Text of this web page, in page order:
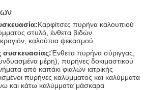
ένα μήνυμα
je snel terug!
Καρφίτσες πυρήνα καλουπιού
στυλό, ένθετα βιδών
καλούπια ψεκασμού
συσκευασίας:Ένθετα πυρήνα σύριγγας,
μέρη), πυρήνες δοκιμαστικού
από καπάκι φιαλών ιατρικής
πυρήνες καλύμματος και καλύμματα
και κάτω καλύμματα μάσκαρα